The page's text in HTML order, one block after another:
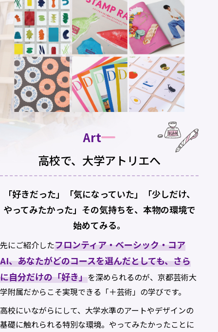
Art
高校で、大学アトリエへ
「好きだった」「気になっていた」「少しだけ、
やってみたかった」その気持ちを、本物の環境で
始めてみる。
先にご紹介したフロンティア・ベーシック・コア
AI、あなたがどのコースを選んだとしても、さら
に自分だけの「好き」を深められるのが、京都芸術大
学附属だからこそ実現できる「＋芸術」の学びです。
高校にいながらにして、大学水準のアートやデザインの
基礎に触れられる特別な環境。やってみたかったことに